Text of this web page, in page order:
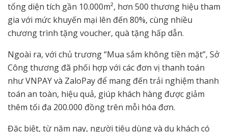
tổng diện tích gần 10.000m², hơn 500 thương hiệu tham
gia với mức khuyến mại lên đến 80%, cùng nhiều
chương trình tặng voucher, quà tặng hấp dẫn.
Ngoài ra, với chủ trương “Mua sắm không tiền mặt”, Sở
Công thương đã phối hợp với các đơn vị thanh toán
như VNPAY và ZaloPay để mang đến trải nghiệm thanh
toán an toàn, hiệu quả, giúp khách hàng được giảm
thêm tối đa 200.000 đồng trên mỗi hóa đơn.
Đặc biệt, từ năm nay, người tiêu dùng và du khách có